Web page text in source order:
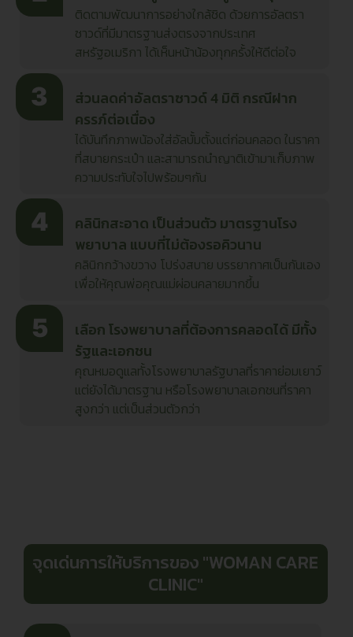
ติดตามพัฒนาการอย่างใกล้ชิด ด้วยการอัลตรา
ซาวด์ที่มีมาตรฐานส่งตรงจากประเทศ
สหรัฐอเมริกา ได้เห็นหน้าน้องทุกครั้งให้ดีต่อใจ
ส่วนลดค่าอัลตราซาวด์ 4 มิติ กรณีฝาก
ครรภ์ต่อเนื่อง
ได้บันทึกภาพน้องใส่อัลบั้มตั้งแต่ก่อนคลอด ในราคา
ที่สบายกระเป๋า และสามารถนำญาติเข้ามาเก็บภาพ
ความประทับใจไปพร้อมๆกัน
คลินิกสะอาด เป็นส่วนตัว มาตรฐานโรง
พยาบาล แบบที่ไม่ต้องรอคิวนาน
คลินิกกว้างขวาง โปร่งสบาย บรรยากาศเป็นกันเอง
เพื่อให้คุณพ่อคุณแม่ผ่อนคลายมากขึ้น
เลือก โรงพยาบาลที่ต้องการคลอดได้ มีทั้ง
รัฐและเอกชน
คุณหมอดูแลทั้งโรงพยาบาลรัฐบาลที่ราคาย่อมเยาว์
แต่ยังได้มาตรฐาน หรือโรงพยาบาลเอกชนที่ราคา
สูงกว่า แต่เป็นส่วนตัวกว่า
จุดเด่นการให้บริการของ "WOMAN CARE
CLINIC"